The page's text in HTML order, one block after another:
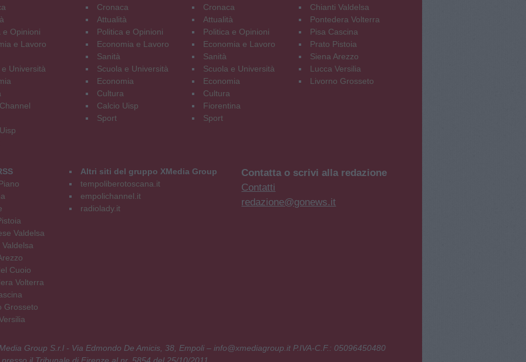
e Opinioni
e Lavoro
e Università
Cronaca
Attualità
Politica e Opinioni
Economia e Lavoro
Sanità
Scuola e Università
Economia
Cultura
Calcio Uisp
Sport
Cronaca
Attualità
Politica e Opinioni
Economia e Lavoro
Sanità
Scuola e Università
Economia
Cultura
Fiorentina
Sport
Chianti Valdelsa
Pontedera Volterra
Pisa Cascina
Prato Pistoia
Siena Arezzo
Lucca Versilia
Livorno Grosseto
Valdelsa
Valdelsa
Cuoio
Volterra
Grosseto
Altri siti del gruppo XMedia Group
tempoliberotoscana.it
empolichannel.it
radiolady.it
Contatta o scrivi alla redazione
Contatti
redazione@gonews.it
Group S.r.l - Via Edmondo De Amicis, 38, Empoli – info@xmediagroup.it P.IVA-C.F.: 05096450480